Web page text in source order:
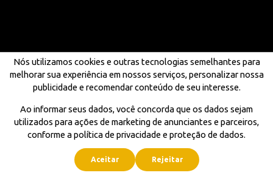
Nós utilizamos cookies e outras tecnologias semelhantes para
melhorar sua experiência em nossos serviços, personalizar nossa
publicidade e recomendar conteúdo de seu interesse.
Ao informar seus dados, você concorda que os dados sejam
utilizados para ações de marketing de anunciantes e parceiros,
conforme a política de privacidade e proteção de dados.
Aceitar Rejeitar